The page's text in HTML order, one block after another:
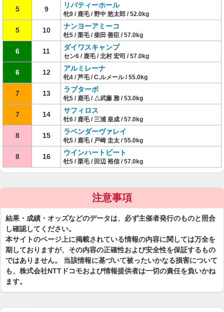
5 9 リバティーホール
牝9 / 鹿毛 / 野中 悠太郎 / 52.0kg
5 10 ナンヨーアミーコ
牡5 / 栗毛 / 柴田 善臣 / 57.0kg
6 11 ダイワスキャンプ
セン6 / 鹿毛 / 北村 宏司 / 57.0kg
6 12 アルミレーナ
牝4 / 芦毛 / C.ルメール / 55.0kg
7 13 ラブターボ
牝5 / 鹿毛 / △武藤 雅 / 53.0kg
7 14 サフィロス
牡6 / 鹿毛 / 三浦 皇成 / 57.0kg
8 15 ラベンダーヴァレイ
牝5 / 鹿毛 / 戸崎 圭太 / 55.0kg
8 16 ウインハートビート
牡5 / 栗毛 / 田辺 裕信 / 57.0kg
注意事項
結果・成績・オッズなどのデータは、必ず主催者発行のものと照合
し確認してください。
本サイトのページ上に掲載されている情報の内容に関しては万全を
期しておりますが、その内容の正確性および安全性を保証するもの
ではありません。 当該情報に基づいて被ったいかなる損害について
も、株式会社NTTドコモおよび情報提供者は一切の責任を負いかね
ます。